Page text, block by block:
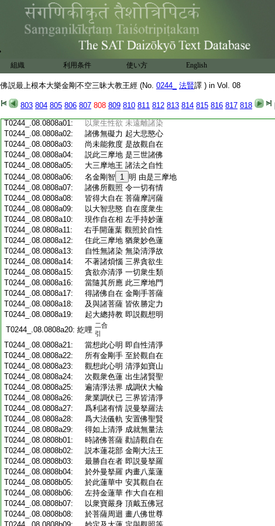
組織 利用条件 使い方 English
佛説最上根本大樂金剛不空三昧大教王經 (No. 0244_ 法賢譯 ) in Vol. 08
803 804 805 806 807 808 809 810 811 812 813 814 815 816 817 818
T0244_.08.0807c19:
T0244_.08.0807c20: 佛説最上根本大樂金剛不空三
T0244_.08.0807c21:昧大教王經卷第五
T0244_.08.0807c22:
西天譯經三藏朝＊奉大夫試光
祿卿明教大師臣法賢奉 詔譯
T0244_.08.0807c24:除諸業障一切智金剛儀軌分第十八
T0244_.08.0807c25:爾時觀自在 復説三摩地
T0244_.08.0807c26:最上清淨法 是即金剛手
T0244_.08.0807c27:調伏於諸惡 而現蓮花部
T0244_.08.0807c28:諸佛方便力 利益衆生故
T0244_.08.0808a01:
以衆生性欲 未遠離諸染
T0244_.08.0808a02:
諸佛無礙力 起大悲愍心
T0244_.08.0808a03:
尚未能救度 是故觀自在
T0244_.08.0808a04:
説此三摩地 是三世諸佛
T0244_.08.0808a05:
大三摩地王 諸法之自性
T0244_.08.0808a06:
名金剛智 1 明 由是三摩地
T0244_.08.0808a07:
諸佛所觀照 令一切有情
T0244_.08.0808a08:
皆得大自在 菩薩摩訶薩
T0244_.08.0808a09:
以大智悲愍 自在度衆生
T0244_.08.0808a10:
現作自在相 左手持妙蓮
T0244_.08.0808a11:
右手開蓮葉 觀照於自性
T0244_.08.0808a12:
住此三摩地 猶衆妙色蓮
T0244_.08.0808a13:
自性無諸染 無染清淨故
T0244_.08.0808a14:
不著諸煩惱 三界貪欲生
T0244_.08.0808a15:
貪欲亦清淨 一切衆生類
T0244_.08.0808a16:
當隨其所應 此三摩地門
T0244_.08.0808a17:
得諸佛自在 金剛手菩薩
T0244_.08.0808a18:
及與諸菩薩 皆依勝定力
T0244_.08.0808a19:
起大總持教 即説觀想明
T0244_.08.0808a20: 紇哩 二合
引
T0244_.08.0808a21:
當想此心明 即自性清淨
T0244_.08.0808a22:
所有金剛手 至於觀自在
T0244_.08.0808a23:
觀想此心明 清淨如寶山
T0244_.08.0808a24:
次觀衆色蓮 出生諸賢聖
T0244_.08.0808a25:
遍清淨法界 成調伏大輪
T0244_.08.0808a26:
衆業調伏已 三界皆清淨
T0244_.08.0808a27:
爲利諸有情 説曼拏羅法
T0244_.08.0808a28:
爲大法儀軌 安置佛聖賢
T0244_.08.0808a29:
得如上清淨 成就無量法
T0244_.08.0808b01:
時諸佛菩薩 勸請觀自在
T0244_.08.0808b02:
説本蓮花部 金剛大法王
T0244_.08.0808b03:
最勝自在者 即説曼拏羅
T0244_.08.0808b04:
於外曼拏羅 内畫八葉蓮
T0244_.08.0808b05:
於此蓮華中 安其觀自在
T0244_.08.0808b06:
左持金蓮華 作大自在相
T0244_.08.0808b07:
以衆寶嚴身 頂戴五佛冠
T0244_.08.0808b08:
於菩薩周迴 畫八佛世尊